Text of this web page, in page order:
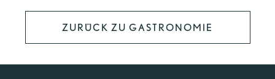
ZURÜCK ZU GASTRONOMIE